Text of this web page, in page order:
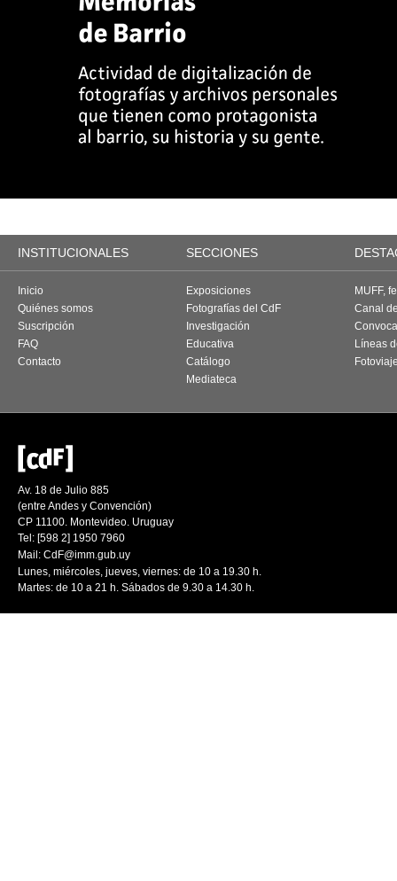
INSTITUCIONALES SECCIONES
Inicio
Quiénes somos
Suscripción
FAQ
Contacto
Exposiciones
Fotografías del CdF
Investigación
Educativa
Catálogo
Mediateca
MUFF,
Canal
Líneas
Av. 18 de Julio 885
(entre Andes y Convención)
CP 11100. Montevideo. Uruguay
Tel: [598 2] 1950 7960
Mail: CdF@imm.gub.uy
Lunes, miércoles, jueves, viernes: de 10 a 19.30 h.
Martes: de 10 a 21 h. Sábados de 9.30 a 14.30 h.